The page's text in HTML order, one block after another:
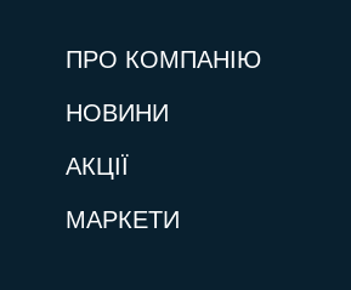
ПРО КОМПАНІЮ
НОВИНИ
АКЦІЇ
МАРКЕТИ